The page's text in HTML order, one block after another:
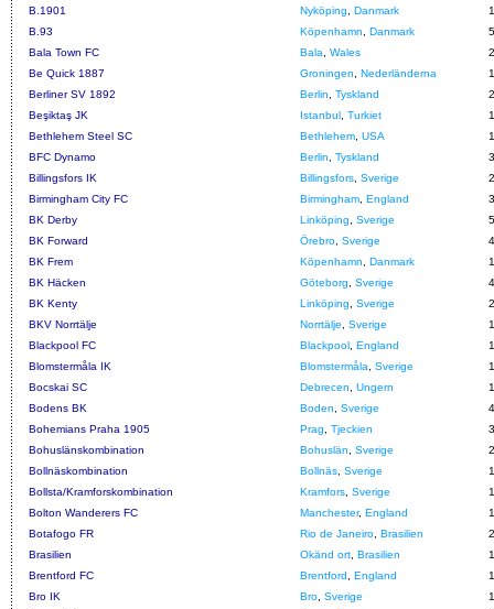
B.1901
Nyköping Danmark
1
B.93
Köpenhamn Danmark
5
Bala Town FC
Bala Wales
2
Be Quick 1887
Groningen Nederländerna
1
Berliner SV 1892
Berlin Tyskland
2
Beşiktaş JK
Istanbul Turkiet
1
Bethlehem Steel SC
Bethlehem USA
1
BFC Dynamo
Berlin Tyskland
3
Billingsfors IK
Billingsfors Sverige
2
Birmingham City FC
Birmingham England
3
BK Derby
Linköping Sverige
5
BK Forward
Örebro Sverige
4
BK Frem
Köpenhamn Danmark
1
BK Häcken
Göteborg Sverige
BK Kenty
Linköping Sverige
2
BKV Norrtälje
Norrtälje Sverige
1
Blackpool FC
Blackpool England
1
Blomstermåla IK
Blomstermåla Sverige
1
Bocskai SC
Debrecen Ungern
1
Bodens BK
Boden Sverige
4
Bohemians Praha 1905
Prag Tjeckien
3
Bohuslänskombination
Bohuslän Sverige
2
Bollnäskombination
Bollnäs Sverige
1
Bollsta/Kramforskombination
Kramfors Sverige
1
Bolton Wanderers FC
Manchester, England
1
Botafogo FR
Rio de Janeiro Brasilien
2
Brasilien
Okänd ort Brasilien
1
Brentford FC
Brentford England
1
Bro IK
Bro Sverige
1